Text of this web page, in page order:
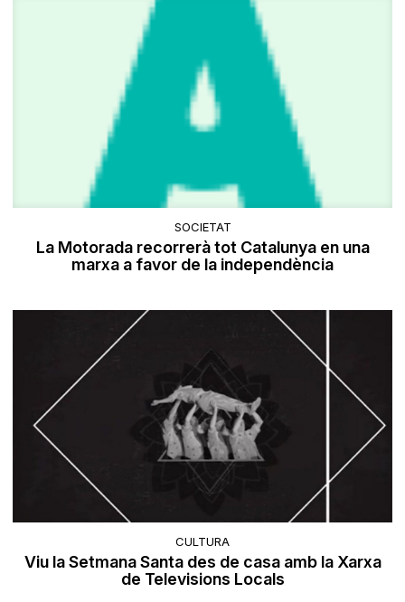
SOCIETAT
​La Motorada recorrerà tot Catalunya en una
marxa a favor de la independència
CULTURA
Viu la Setmana Santa des de casa amb la Xarxa
de Televisions Locals